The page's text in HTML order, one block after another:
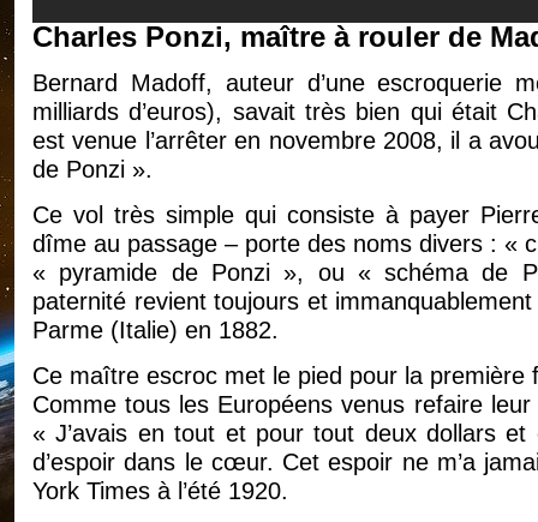
Charles Ponzi, maître à rouler de
Bernard Madoff, auteur d’une escroquerie
milliards d’euros), savait très bien qui était
est venue l’arrêter en novembre 2008, il a
de Ponzi ».
Ce vol très simple qui consiste à payer
dîme au passage – porte des noms divers : «
« pyramide de Ponzi », ou « schéma de
paternité revient toujours et
Parme (Italie) en 1882.
Ce maître escroc met le pied pour la première
Comme tous les Européens venus refaire
« J’avais en tout et pour tout deux dollars
d’espoir dans le cœur. Cet espoir ne m’a
York Times à l’été 1920.